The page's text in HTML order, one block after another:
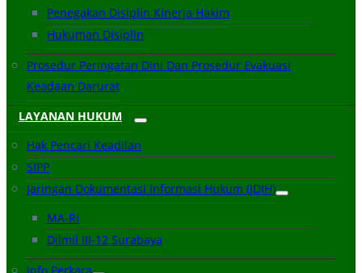
Penegakan Disiplin Kinerja Hakim
Hukuman Disiplin
Prosedur Peringatan Dini Dan Prosedur Evakuasi
Keadaan Darurat
LAYANAN HUKUM
Hak Pencari Keadilan
SIPP
Jaringan Dokumentasi Informasi Hukum (JDIH)
MA-RI
Dilmil III-12 Surabaya